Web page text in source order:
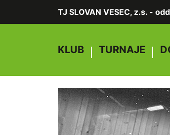
TJ SLOVAN VESEC, z.s. -
KLUB TURNAJE